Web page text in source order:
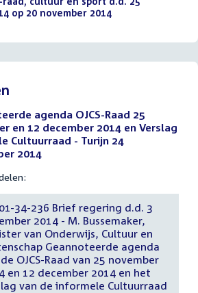
op 20 november 2014(PDF)
agenda OJCS-Raad 25
en 12 december 2014 en Verslag
Cultuurraad - Turijn 24
2014
34-236 Brief regering d.d. 3
2014 - M. Bussemaker,
van Onderwijs, Cultuur en
Geannoteerde agenda
OJCS-Raad van 25 november
en 12 december 2014 en het
van de informele Cultuurraad